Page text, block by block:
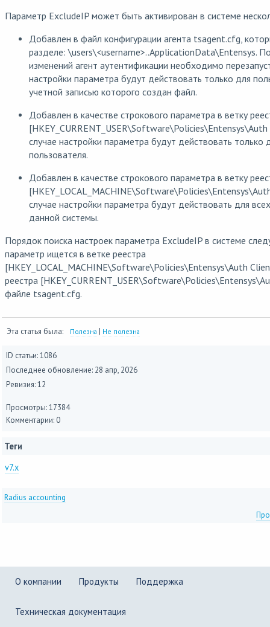
Параметр ExcludeIP может быть активирован в системе
Добавлен в файл конфигурации агента tsagent.cfg,
разделе: \users\<username>..ApplicationData\Entensys.
изменений агент аутентификации необходимо
настройки параметра будут действовать только для
учетной записью которого создан файл.
Добавлен в качестве строкового параметра в ветку
случае настройки параметра будут действовать только
пользователя.
Добавлен в качестве строкового параметра в ветку
случае настройки параметра будут действовать для
данной системы.
Порядок поиска настроек параметра ExcludeIP в системе
параметр ищется в ветке реестра
[HKEY_LOCAL_MACHINE\Software\Policies\Entensys\Auth
реестра
файле tsagent.cfg.
Эта статья была: Полезна | Не полезна
ID статьи: 1086
Последнее обновление: 28 апр, 2026
Ревизия: 12
Просмотры: 17384
Комментарии: 0
Теги
v7.x
Radius accounting
О компании Продукты Поддержка
Техническая документация